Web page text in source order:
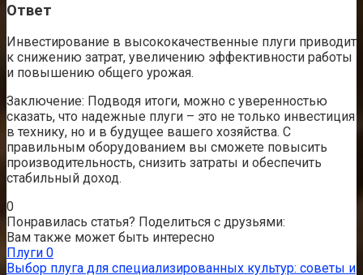
Ответ
Инвестирование в высококачественные плуги приводит
к снижению затрат, увеличению эффективности работы
и повышению общего урожая.
Заключение: Подводя итоги, можно с уверенностью
сказать, что надежные плуги – это не только инвестиция
в технику, но и в будущее вашего хозяйства. С
правильным оборудованием вы сможете повысить
производительность, снизить затраты и обеспечить
стабильный доход.
0
Понравилась статья? Поделиться с друзьями:
Вам также может быть интересно
Плуги 0
Выбор плуга для специализированных культур: советы и